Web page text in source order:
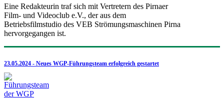
Eine Redakteurin traf sich mit Vertretern des Pirnaer
Film- und Videoclub e.V., der aus dem
Betriebsfilmstudio des VEB Strömungsmaschinen Pirna
hervorgegangen ist.
23.05.2024 - Neues WGP-Führungsteam erfolgreich gestartet